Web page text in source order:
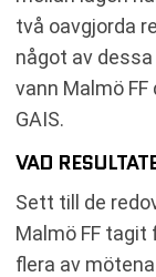
två oavgjorda
något av
vann Malmö
GAIS.
VAD
Sett till de
Malmö FF tagit
flera av